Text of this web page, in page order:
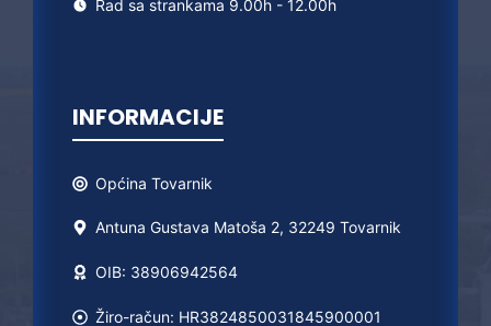
Rad sa strankama 9.00h - 12.00h
INFORMACIJE
Općina Tovarnik
Antuna Gustava Matoša 2, 32249 Tovarnik
OIB: 38906942564
Žiro-račun: HR3824850031845900001